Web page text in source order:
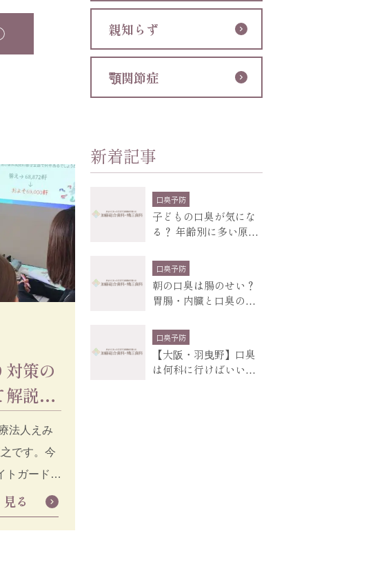
策の
解説し
法人えみ
です。今
トガードに
伝え
る
親知らず
顎関節症
新着記事
口臭予防
子どもの口臭が気にな
る？ 年齢別に多い原因
口臭予防
朝の口臭は腸のせい？
胃腸・内臓と口臭の関
口臭予防
【大阪・羽曳野】口臭
は何科に行けばいい？